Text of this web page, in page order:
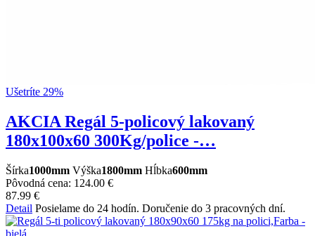
Ušetríte 29%
AKCIA Regál 5-policový lakovaný
180x100x60 300Kg/police -…
Šírka1000mm Výška1800mm Hĺbka600mm
Pôvodná cena: 124.00 €
87.99 €
Detail Posielame do 24 hodín. Doručenie do 3 pracovných dní.